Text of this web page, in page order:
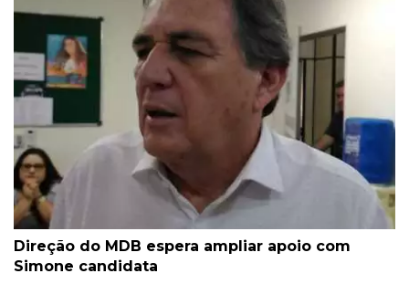
Direção do MDB espera ampliar apoio com
Simone candidata